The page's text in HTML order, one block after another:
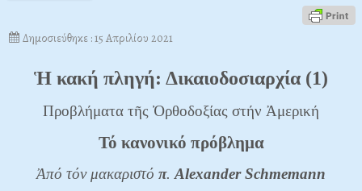
Δημοσιεύθηκε : 15 Απριλίου 2021
Ἡ κακή πληγή: Δικαιοδοσιαρχία (1)
Προβλήματα τῆς Ὀρθοδοξίας στήν Ἀμερική
Τό κανονικό πρόβλημα
Ἀπό τόν μακαριστό π.Alexander Schmemann